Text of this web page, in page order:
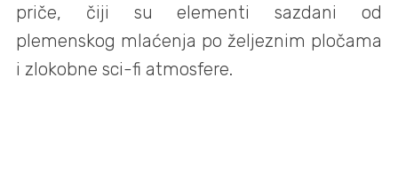
priče, čiji su elementi sazdani od
plemenskog mlaćenja po željeznim pločama
i zlokobne sci-fi atmosfere.